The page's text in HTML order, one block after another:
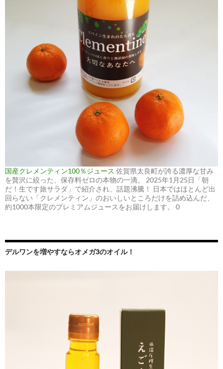
国産クレメンティン100％ジュース 佐賀県太良町が誇る濃厚な甘み
を贅沢に絞った、保存料ゼロの本物の一滴。 2025年1月25日「朝
だ！生です旅サラダ」で紹介され、話題沸騰！ 日本ではほとんど出
回らない「クレメンティン」のおいしいところだけを詰め込んだ、
約1000本限定のプレミアムジュースをお届けします。 0
デルワンを増やすならオメガ3のオイル！